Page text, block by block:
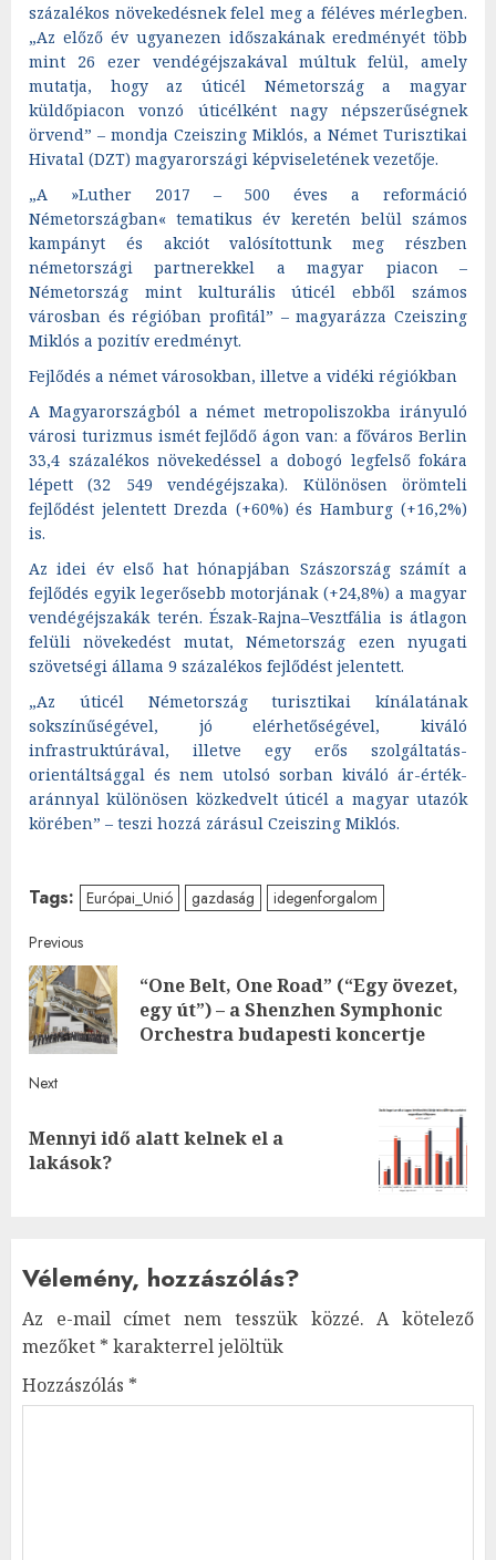
százalékos növekedésnek felel meg a féléves mérlegben.
„Az előző év ugyanezen időszakának eredményét több
mint 26 ezer vendégéjszakával múltuk felül, amely
mutatja, hogy az úticél Németország a magyar
küldőpiacon vonzó úticélként nagy népszerűségnek
örvend” – mondja Czeiszing Miklós, a Német Turisztikai
Hivatal (DZT) magyarországi képviseletének vezetője.
„A »Luther 2017 – 500 éves a reformáció
Németországban« tematikus év keretén belül számos
kampányt és akciót valósítottunk meg részben
németországi partnerekkel a magyar piacon –
Németország mint kulturális úticél ebből számos
városban és régióban profitál” – magyarázza Czeiszing
Miklós a pozitív eredményt.
Fejlődés a német városokban, illetve a vidéki régiókban
A Magyarországból a német metropoliszokba irányuló
városi turizmus ismét fejlődő ágon van: a főváros Berlin
33,4 százalékos növekedéssel a dobogó legfelső fokára
lépett (32 549 vendégéjszaka). Különösen örömteli
fejlődést jelentett Drezda (+60%) és Hamburg (+16,2%)
is.
Az idei év első hat hónapjában Szászország számít a
fejlődés egyik legerősebb motorjának (+24,8%) a magyar
vendégéjszakák terén. Észak-Rajna–Vesztfália is átlagon
felüli növekedést mutat, Németország ezen nyugati
szövetségi állama 9 százalékos fejlődést jelentett.
„Az úticél Németország turisztikai kínálatának
sokszínűségével, jó elérhetőségével, kiváló
infrastruktúrával, illetve egy erős szolgáltatás-
orientáltsággal és nem utolsó sorban kiváló ár-érték-
aránnyal különösen közkedvelt úticél a magyar utazók
körében” – teszi hozzá zárásul Czeiszing Miklós.
Tags: Európai_Unió gazdaság idegenforgalom
Post
navigation
Previous
“One Belt, One Road” (“Egy övezet,
egy út”) – a Shenzhen Symphonic
Orchestra budapesti koncertje
Next
Next
post:
Mennyi idő alatt kelnek el a
lakások?
Vélemény, hozzászólás?
Az e-mail címet nem tesszük közzé. A kötelező
mezőket * karakterrel jelöltük
Hozzászólás *